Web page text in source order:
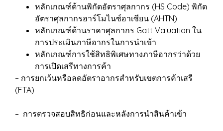
หลักเกณฑ์ด้านพิกัดอัตราศุลกากร (HS Code) พิกัด
อัตราศุลกากรฮาร์โมไนซ์อาเซียน (AHTN)
หลักเกณฑ์ด้านราคาศุลกากร Gatt Valuation ใน
การประเมินภาษีอากรในการนำเข้า
หลักเกณฑ์การใช้สิทธิพิเศษทางภาษีอากรว่าด้วย
การเปิดเสรีทางการค้า
– การยกเว้นหรือลดอัตราอากรสำหรับเขตการค้าเสรี
(FTA)
– การตรวจสอบสิทธิก่อนและหลังการนำสินค้าเข้า